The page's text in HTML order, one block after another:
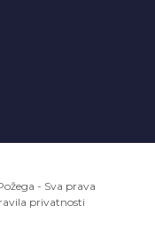
- Sva prava
privatnosti